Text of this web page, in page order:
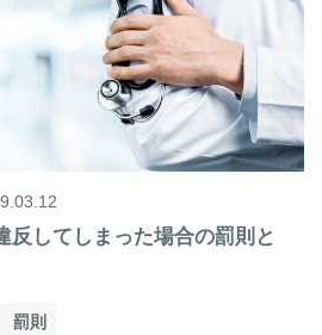
反してしまった場合の罰則と
罰則